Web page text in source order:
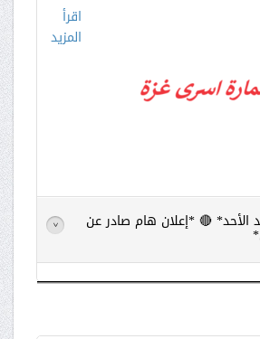
اقرأ
المزيد
الأحد* 🔴 *إعلان هام صادر عن >
اقرأ